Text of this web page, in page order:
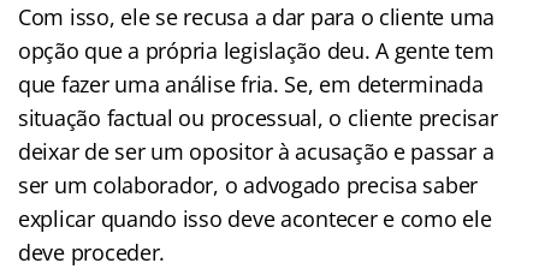
Com isso, ele se recusa a dar para o cliente uma
opção que a própria legislação deu. A gente tem
que fazer uma análise fria. Se, em determinada
situação factual ou processual, o cliente precisar
deixar de ser um opositor à acusação e passar a
ser um colaborador, o advogado precisa saber
explicar quando isso deve acontecer e como ele
deve proceder.